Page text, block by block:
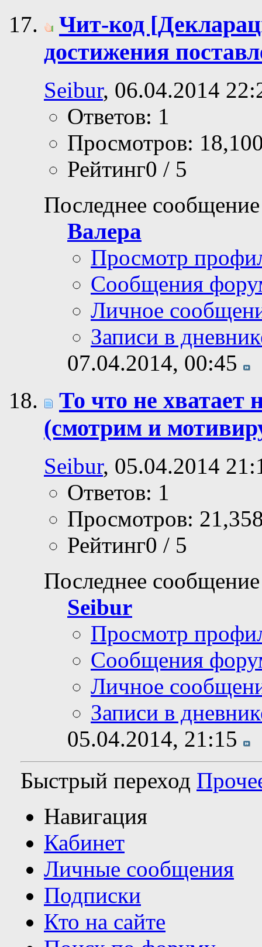
Чит-код
достижения
Seibur, 06.04.2014
Ответов: 1
Просмотров:
Рейтинг0 / 5
Последнее
Валера
Просмотр
Сообщения
Личное
Записи в
07.04.2014, 00:45
То что не
(смотрим и
Seibur, 05.04.2014
Ответов: 1
Просмотров:
Рейтинг0 / 5
Последнее
Seibur
Просмотр
Сообщения
Личное
Записи в
05.04.2014, 21:15
Быстрый переход
Навигация
Кабинет
Личные сообщения
Подписки
Кто на сайте